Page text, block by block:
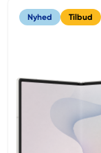
Nyhed Tilbud